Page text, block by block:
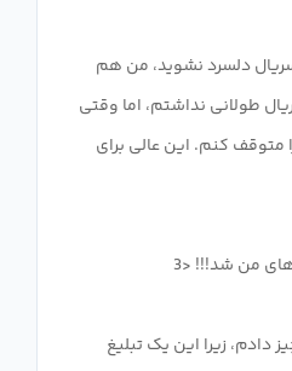
دلسرد نشوید، من هم
طولانی نداشتم، اما وقتی
متوقف کنم. این عالی برای
در همه چیز دادم، زیرا این یک تبلیغ